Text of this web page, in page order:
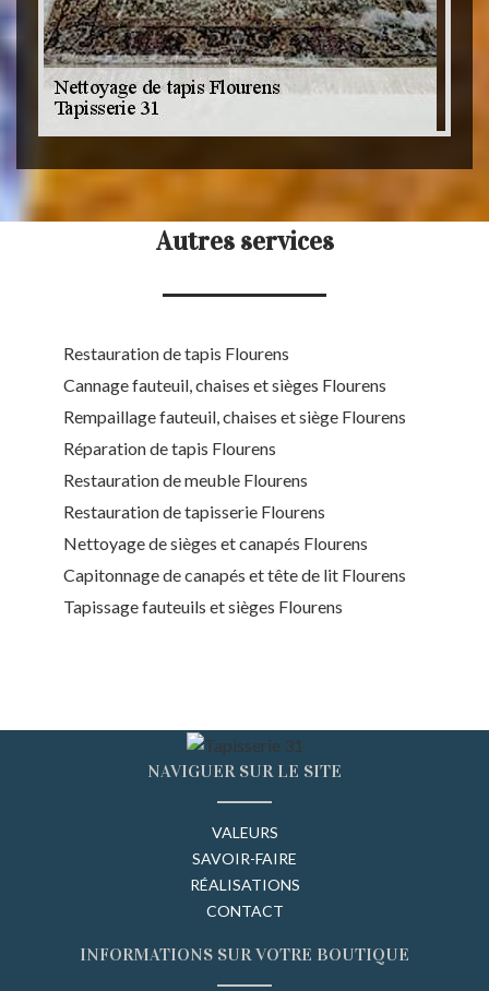
Autres services
Restauration de tapis Flourens
Cannage fauteuil, chaises et sièges Flourens
Rempaillage fauteuil, chaises et siège Flourens
Réparation de tapis Flourens
Restauration de meuble Flourens
Restauration de tapisserie Flourens
Nettoyage de sièges et canapés Flourens
Capitonnage de canapés et tête de lit Flourens
Tapissage fauteuils et sièges Flourens
NAVIGUER SUR LE SITE
VALEURS
SAVOIR-FAIRE
RÉALISATIONS
CONTACT
INFORMATIONS SUR VOTRE BOUTIQUE